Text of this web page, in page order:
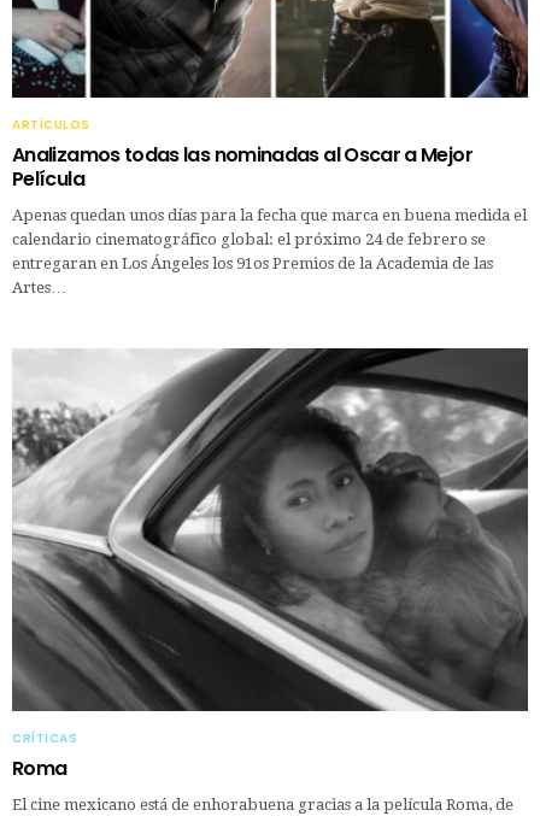
ARTÍCULOS
Analizamos todas las nominadas al Oscar a Mejor
Película
Apenas quedan unos días para la fecha que marca en buena medida el
calendario cinematográfico global: el próximo 24 de febrero se
entregaran en Los Ángeles los 91os Premios de la Academia de las
Artes…
CRÍTICAS
Roma
El cine mexicano está de enhorabuena gracias a la película Roma, de